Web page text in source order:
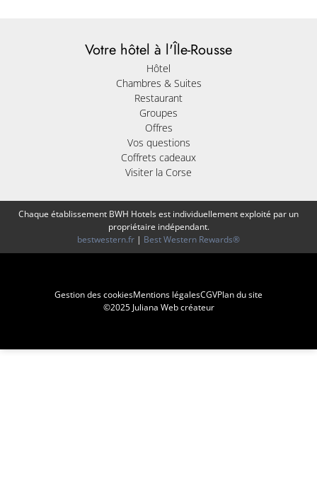
Votre hôtel à l'Île-Rousse
Hôtel
Chambres & Suites
Restaurant
Groupes
Offres
Vos questions
Coffrets cadeaux
Visiter la Corse
Chaque établissement BWH Hotels est individuellement exploité par un
propriétaire indépendant.
bestwestern.fr | Best Western Rewards®
Gestion des cookiesMentions légalesCGVPlan du site
©2025 Juliana Web créateur